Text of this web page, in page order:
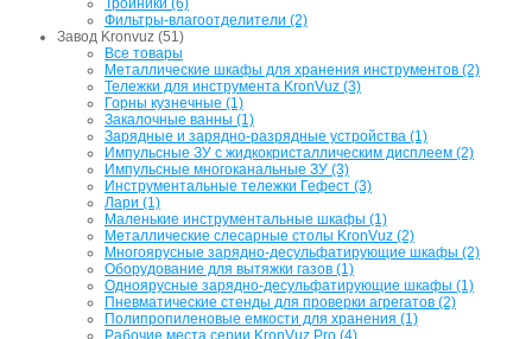
Тройники (6)
Фильтры-влагоотделители (2)
Завод Kronvuz (51)
Все товары
Металлические шкафы для хранения инструментов (2)
Тележки для инструмента KronVuz (3)
Горны кузнечные (1)
Закалочные ванны (1)
Зарядные и зарядно-разрядные устройства (1)
Импульсные ЗУ с жидкокристаллическим дисплеем (2)
Импульсные многоканальные ЗУ (3)
Инструментальные тележки Гефест (3)
Лари (1)
Маленькие инструментальные шкафы (1)
Металлические слесарные столы KronVuz (2)
Многоярусные зарядно-десульфатирующие шкафы (2)
Оборудование для вытяжки газов (1)
Одноярусные зарядно-десульфатирующие шкафы (1)
Пневматические стенды для проверки агрегатов (2)
Полипропиленовые емкости для хранения (1)
Рабочие места серии KronVuz Pro (4)